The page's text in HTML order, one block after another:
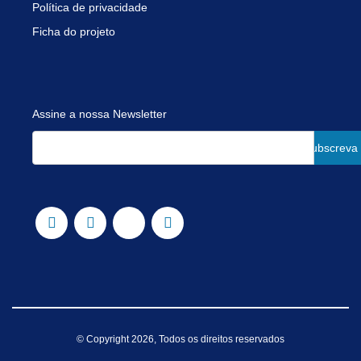
Política de privacidade
Ficha do projeto
Assine a nossa Newsletter
Subscreva
© Copyright 2026, Todos os direitos reservados